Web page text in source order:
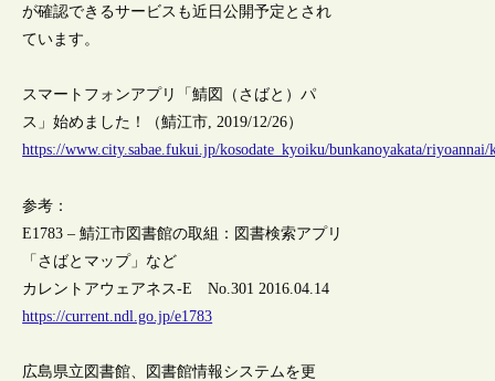
が確認できるサービスも近日公開予定とされ
ています。
スマートフォンアプリ「鯖図（さばと）パ
ス」始めました！（鯖江市, 2019/12/26）
https://www.city.sabae.fukui.jp/kosodate_kyoiku/bunkanoyakata/riyoannai/
参考：
E1783 – 鯖江市図書館の取組：図書検索アプリ
「さばとマップ」など
カレントアウェアネス-E No.301 2016.04.14
https://current.ndl.go.jp/e1783
広島県立図書館、図書館情報システムを更